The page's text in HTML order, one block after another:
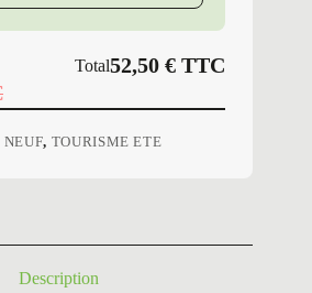
Total52,50€ TTC
NEUF, TOURISME ETE
Description